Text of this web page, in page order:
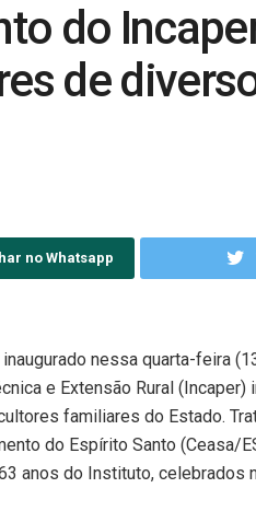
do
de
no Whatsapp
nessa quarta-feira
e Extensão Rural (Incaper)
familiares do Estado.
do Espírito Santo (Ceasa/
anos do Instituto, celebrados